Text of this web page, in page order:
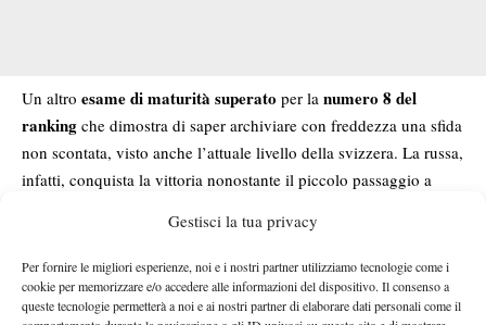
Gestisci la tua privacy
Per fornire le migliori esperienze, noi e i nostri partner utilizziamo tecnologie come i
cookie per memorizzare e/o accedere alle informazioni del dispositivo. Il consenso a
queste tecnologie permetterà a noi e ai nostri partner di elaborare dati personali come il
Un altro esame di maturità superato per la numero 8 del
ranking che dimostra di saper archiviare con freddezza una sfida
non scontata, visto anche l’attuale livello della svizzera. La russa,
infatti, conquista la vittoria nonostante il piccolo passaggio a
Teichmann, partita dalla posizionenumero 170 del mondo
reputarsi più che soddisfatta del proprio cammino.
Andreeva pareggia, così, il risultato del 2025, quando venne
eliminata da Lois Boisson. Raggiunge per il terzo anno